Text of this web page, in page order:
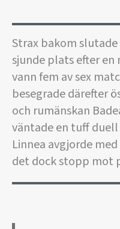
Strax bakom slutade
sjunde plats efter en
vann fem av sex
besegrade därefter
och rumänskan
väntade en tuff
Linnea avgjorde
det dock stopp mot